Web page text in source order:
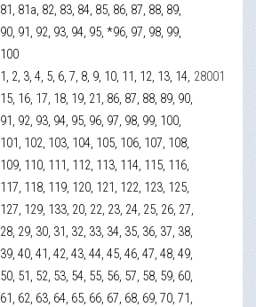
81, 81а, 82, 83, 84, 85, 86, 87, 88, 89,
90, 91, 92, 93, 94, 95, *96, 97, 98, 99,
100
1, 2, 3, 4, 5, 6, 7, 8, 9, 10, 11, 12, 13, 14,
15, 16, 17, 18, 19, 21, 86, 87, 88, 89, 90,
91, 92, 93, 94, 95, 96, 97, 98, 99, 100,
101, 102, 103, 104, 105, 106, 107, 108,
109, 110, 111, 112, 113, 114, 115, 116,
117, 118, 119, 120, 121, 122, 123, 125,
127, 129, 133, 20, 22, 23, 24, 25, 26, 27,
28, 29, 30, 31, 32, 33, 34, 35, 36, 37, 38,
39, 40, 41, 42, 43, 44, 45, 46, 47, 48, 49,
50, 51, 52, 53, 54, 55, 56, 57, 58, 59, 60,
61, 62, 63, 64, 65, 66, 67, 68, 69, 70, 71,
28001